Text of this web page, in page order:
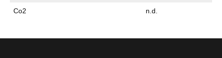
Co2 n.d.